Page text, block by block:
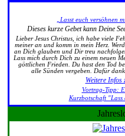
„Lasst euch versöhnen
Dieses kurze Gebet kann Deine
Lieber Jesus Christus, ich habe viele
meiner an und komm in mein Herz.
an Dich glauben und Dir treu
Lass mich durch Dich zu einem neuen
göttlichen Frieden. Du hast den Tod
alle Sünden vergeben. Dafür
Weitere
Vortrag-Tipp:
Kurzbotschaft